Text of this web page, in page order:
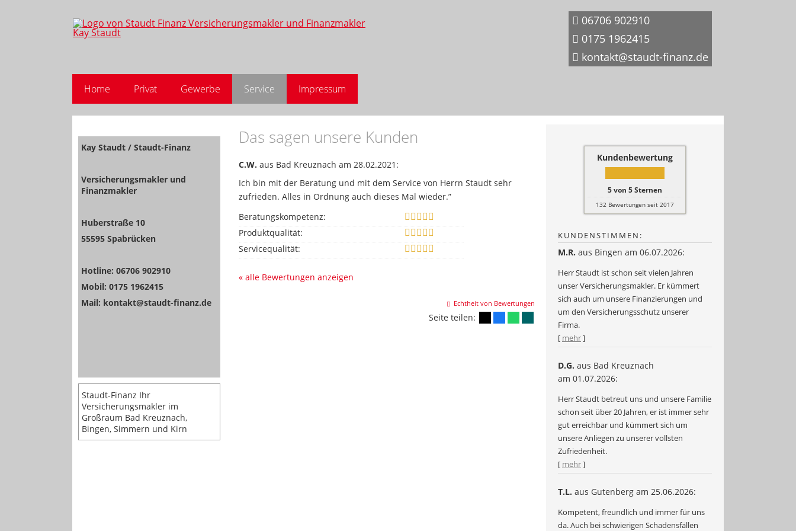
06706 902910
0175 1962415
kontakt@staudt-finanz.de
Home Privat Gewerbe Service Impressum
Kay Staudt / Staudt-Finanz
Versicherungsmakler und
Finanzmakler
Huberstraße 10
55595 Spabrücken
Hotline: 06706 902910
Mobil: 0175 1962415
Mail: kontakt@staudt-finanz.de
Staudt-Finanz Ihr
Versicherungsmakler im
Großraum Bad Kreuznach,
Bingen, Simmern und Kirn
Kundenbewertung
5von 5Sternen
132 Bewertungen seit 2017
KUNDENSTIMMEN:
M.R. aus Bingen am 06.07.2026:
Herr Staudt ist schon seit vielen Jahren
unser Versicherungsmakler. Er kümmert
sich auch um unsere Finanzierungen und
um den Versicherungsschutz unserer
Firma.
[ mehr]
D.G. aus Bad Kreuznach
am 01.07.2026:
Herr Staudt betreut uns und unsere Familie
schon seit über 20 Jahren, er ist immer sehr
gut erreichbar und kümmert sich um
unsere Anliegen zu unserer vollsten
Zufriedenheit.
[ mehr]
T.L. aus Gutenberg am 25.06.2026:
Kompetent, freundlich und immer für uns
da. Auch bei schwierigen Schadensfällen
Das sagen unsere Kunden
C.W. aus Bad Kreuznach am 28.02.2021:
Ich bin mit der Beratung und mit dem Service von Herrn Staudt sehr
zufrieden. Alles in Ordnung auch dieses Mal wieder.”
Beratungskompetenz:
Produktqualität:
Servicequalität:
« alle Bewertungen anzeigen
Echtheit von Bewertungen
Seite teilen: